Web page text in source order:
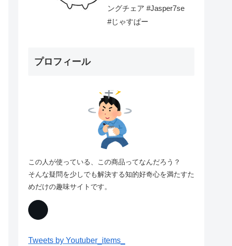
ングチェア #Jasper7se
#じゃすぱー
プロフィール
この人が使っている、この商品ってなんだろう？
そんな疑問を少しでも解決する知的好奇心を満たすた
めだけの趣味サイトです。
Tweets by Youtuber_items_